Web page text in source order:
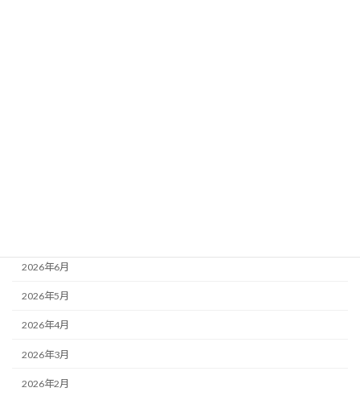
2026年6月
2026年5月
2026年4月
2026年3月
2026年2月